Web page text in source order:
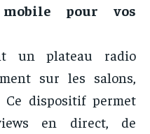
pour vos
un plateau radio
sur les salons,
Ce dispositif permet
en direct, de